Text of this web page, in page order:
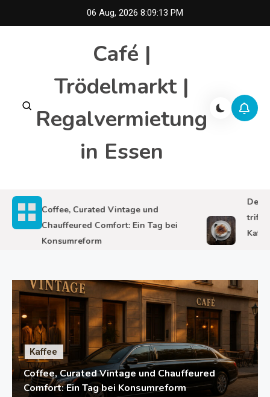
to
06 Aug, 2026 8:09:15 PM
Café |
Trödelmarkt |
Regalvermietung
in Essen
Coffee, Curated Vintage und
Chauffeured Comfort: Ein Tag bei
Konsumreform
trifft
Kaffee
Coffee, Curated Vintage und Chauffeured
Comfort: Ein Tag bei Konsumreform